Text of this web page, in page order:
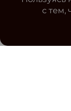
с тем,